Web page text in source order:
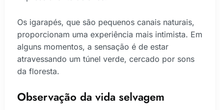
Os igarapés, que são pequenos canais naturais,
proporcionam uma experiência mais intimista. Em
alguns momentos, a sensação é de estar
atravessando um túnel verde, cercado por sons
da floresta.
Observação da vida selvagem